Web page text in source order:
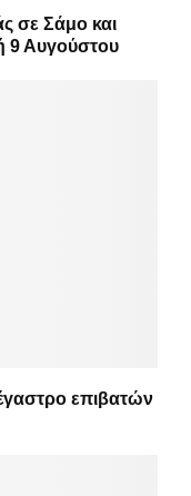
σε Σάμο και
9 Αυγούστου
επιβατών